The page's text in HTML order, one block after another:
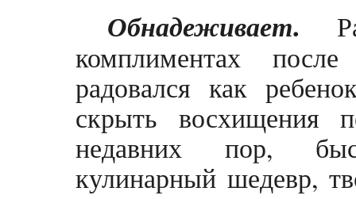
Обнадеживает.
комплиментах
радовался как
скрыть восхищения
недавних пор,
кулинарный шедевр,